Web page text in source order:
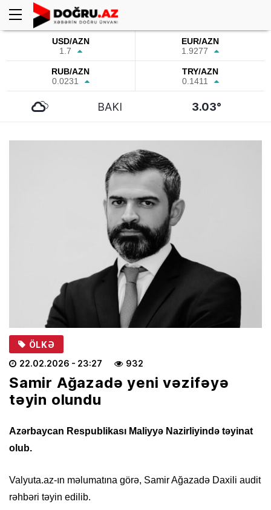
USD/AZN
1.7
EUR/AZN
1.9277
RUB/AZN
0.0231
TRY/AZN
0.1411
BAKI 3.03°
ÖLKƏ
22.02.2026 - 23:27 932
Samir Ağazadə yeni vəzifəyə
təyin olundu
Azərbaycan Respublikası Maliyyə Nazirliyində təyinat
olub.
Valyuta.az-ın məlumatına görə, Samir Ağazadə Daxili audit
rəhbəri təyin edilib.